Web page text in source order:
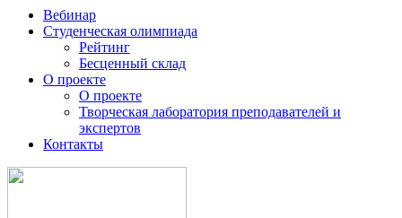
Вебинар
Студенческая олимпиада
Рейтинг
Бесценный склад
О проекте
О проекте
Творческая лаборатория преподавателей и
экспертов
Контакты